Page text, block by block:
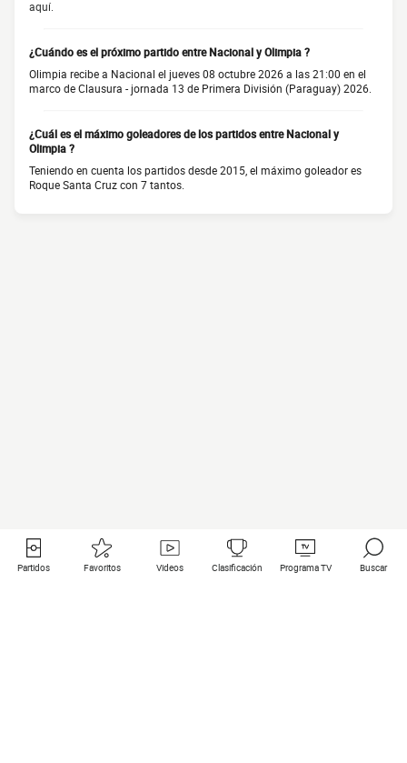
aquí.
¿Cuándo es el próximo partido entre Nacional y Olimpia ?
Olimpia recibe a Nacional el jueves 08 octubre 2026 a las 21:00 en el
marco de Clausura - jornada 13 de Primera División (Paraguay) 2026.
¿Cuál es el máximo goleadores de los partidos entre Nacional y
Olimpia ?
Teniendo en cuenta los partidos desde 2015, el máximo goleador es
Roque Santa Cruz con 7 tantos.
Partidos Favoritos Videos Clasificación Programa TV Buscar